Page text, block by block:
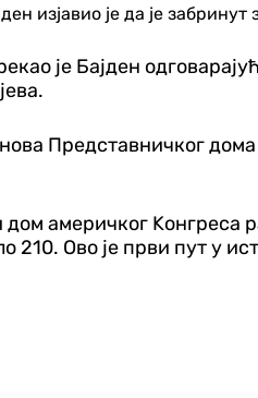
изјавио је да је
је Бајден
Представничког
америчког Kонгреса
210. Ово је први пут у